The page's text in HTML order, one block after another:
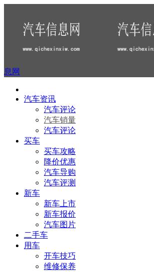
息网
汽车资讯
汽车评论
汽车销量
汽车评论
买车
买车攻略
降价优惠
汽车导购
汽车评测
新车
新车上市
新车报价
汽车图片
二手车
用车
开车技巧
维修保养